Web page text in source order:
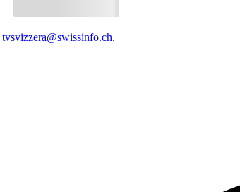
tvsvizzera@swissinfo.ch.